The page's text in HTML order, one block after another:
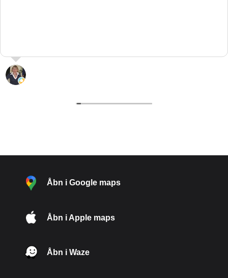
Åbn i Google maps
Åbn i Apple maps
Åbn i Waze